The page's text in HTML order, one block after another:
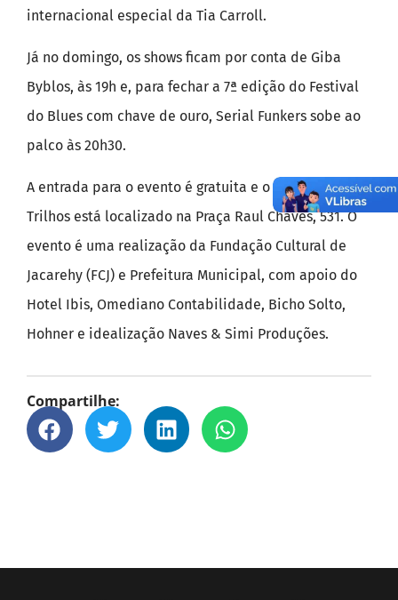
internacional especial da Tia Carroll.
Já no domingo, os shows ficam por conta de Giba
Byblos, às 19h e, para fechar a 7ª edição do Festival
do Blues com chave de ouro, Serial Funkers sobe ao
palco às 20h30.
A entrada para o evento é gratuita e o Pátio dos
Trilhos está localizado na Praça Raul Chaves, 531. O
evento é uma realização da Fundação Cultural de
Jacarehy (FCJ) e Prefeitura Municipal, com apoio do
Hotel Ibis, Omediano Contabilidade, Bicho Solto,
Hohner e idealização Naves & Simi Produções.
Compartilhe: